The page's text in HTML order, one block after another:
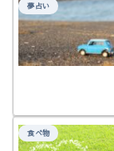
夢占い
食べ物